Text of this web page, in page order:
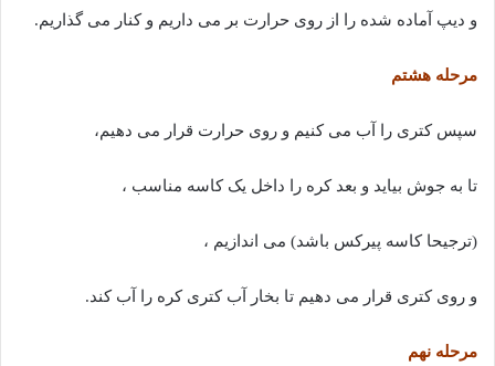
و دیپ آماده شده را از روی حرارت بر می داریم و کنار می گذاریم.
مرحله هشتم
سپس کتری را آب می کنیم و روی حرارت قرار می دهیم،
تا به جوش بیاید و بعد کره را داخل یک کاسه مناسب ،
(ترجیحا کاسه پیرکس باشد) می اندازیم ،
و روی کتری قرار می دهیم تا بخار آب کتری کره را آب کند.
مرحله نهم